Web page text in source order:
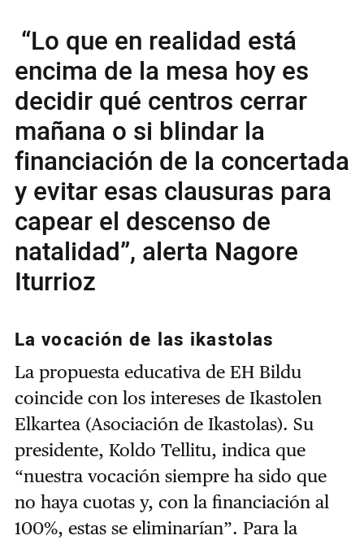
“Lo que en realidad está
encima de la mesa hoy es
decidir qué centros cerrar
mañana o si blindar la
financiación de la concertada
y evitar esas clausuras para
capear el descenso de
natalidad”, alerta Nagore
Iturrioz
La vocación de las ikastolas
La propuesta educativa de EH Bildu
coincide con los intereses de Ikastolen
Elkartea (Asociación de Ikastolas). Su
presidente, Koldo Tellitu, indica que
“nuestra vocación siempre ha sido que
no haya cuotas y, con la financiación al
100%, estas se eliminarían”. Para la